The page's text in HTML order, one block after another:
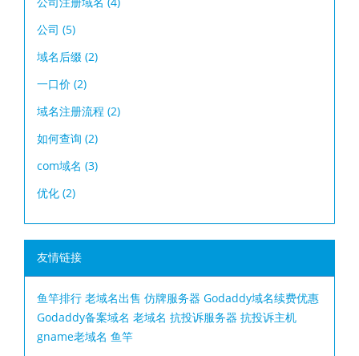
公司 (5)
域名后缀 (2)
一口价 (2)
域名注册流程 (2)
如何查询 (2)
com域名 (3)
优化 (2)
友情链接
鱼竿排行 老域名出售 仿牌服务器 Godaddy域名续费优惠
Godaddy备案域名 老域名 抗投诉服务器 抗投诉主机
gname老域名 鱼竿